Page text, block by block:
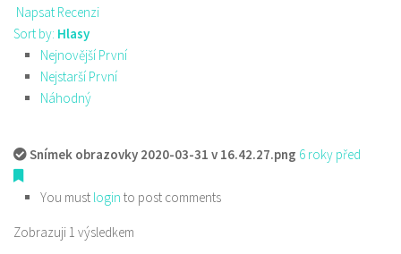
Napsat Recenzi
Sort by: Hlasy
Nejnovější První
Nejstarší První
Náhodný
Snímek obrazovky 2020-03-31 v 16.42.27.png 6 roky před
You must login to post comments
Zobrazuji 1 výsledkem